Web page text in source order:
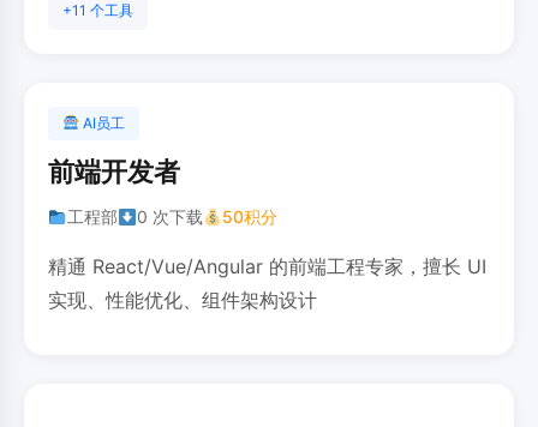
AI员工
前端开发者
工程部 0 次下载 50积分
精通 React/Vue/Angular 的前端工程专家，擅长 UI
实现、性能优化、组件架构设计
+11 个工具